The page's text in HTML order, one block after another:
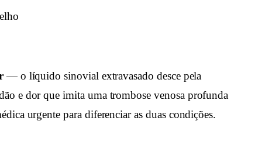
— o líquido sinovial extravasado desce pela
e dor que imita uma trombose venosa profunda
urgente para diferenciar as duas condições.